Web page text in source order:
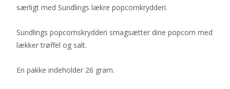
særligt med Sundlings lækre popcornkrydderi.
Sundlings popcornskrydderi smagsætter dine popcorn med
lækker trøffel og salt.
En pakke indeholder 26 gram.